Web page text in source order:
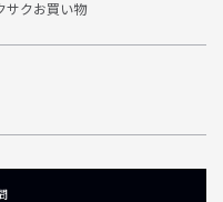
サクお買い物